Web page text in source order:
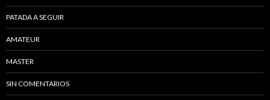
PATADA A SEGUIR
AMATEUR
MASTER
SIN COMENTARIOS